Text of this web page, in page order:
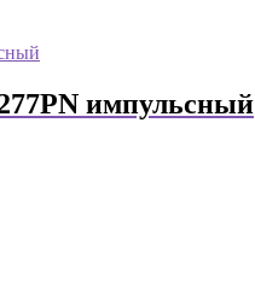
импульсный